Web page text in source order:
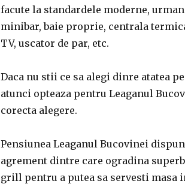
facute la standardele moderne,
minibar, baie proprie, centrala
TV, uscator de par, etc.
Daca nu stii ce sa alegi dinre atatea
atunci opteaza pentru Leaganul
corecta alegere.
Pensiunea Leaganul Bucovinei
agrement dintre care ogradina
grill pentru a putea sa servesti masa